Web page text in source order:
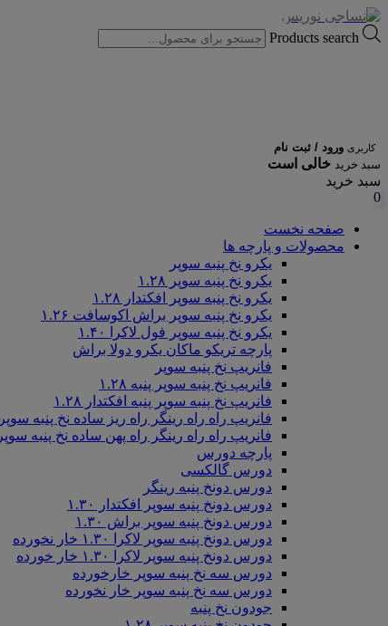
Products search
کاربری ورود / ثبت نام
سبد خرید خالی است
سبد خرید
0
صفحه نخست
محصولات و پارچه ها
یکرو نخ پنبه سوپر
یکرو نخ پنبه سوپر ۱.۲۸
یکرو نخ پنبه سوپر افکتدار ۱.۲۸
یکرو نخ پنبه سوپر براش اکوسافت ۱.۲۶
یکرو نخ پنبه سوپر فول لاکرا ۱.۴۰
پارچه تریکو ماکان یکرو دولا براش
فانریپ نخ پنبه سوپر
فانریپ نخ پنبه سوپر پنبه ۱.۲۸
فانریپ نخ پنبه سوپر پنبه افکتدار ۱.۲۸
فانریپ راه راه رینگر راه ریز ساده نخ پنبه سوپر
فانریپ راه راه رینگر راه پهن ساده نخ پنبه سوپر
پارچه دورس
دورس گالکسی
دورس دونخ پنبه رینگر
دورس دونخ پنبه سوپر افکتدار ۱.۳۰
دورس دونخ پنبه سوپر براش ۱.۳۰
دورس دونخ پنبه سوپر لاکرا ۱.۳۰ خار نخورده
دورس دونخ پنبه سوپر لاکرا ۱.۳۰ خار خورده
دورس سه نخ پنبه سوپر خارخورده
دورس سه نخ پنبه سوپر خار نخورده
جودون نخ پنبه